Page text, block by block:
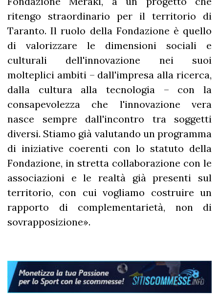
ritengo straordinario per il territorio di
Taranto. Il ruolo della Fondazione è quello
di valorizzare le dimensioni sociali e
culturali dell'innovazione nei suoi
molteplici ambiti – dall'impresa alla ricerca,
dalla cultura alla tecnologia – con la
consapevolezza che l'innovazione vera
nasce sempre dall'incontro tra soggetti
diversi. Stiamo già valutando un programma
di iniziative coerenti con lo statuto della
Fondazione, in stretta collaborazione con le
associazioni e le realtà già presenti sul
territorio, con cui vogliamo costruire un
rapporto di complementarietà, non di
sovrapposizione».